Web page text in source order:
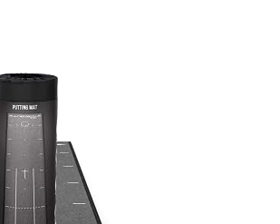
ャリーバッグで持ち運びが簡単・利便
上げるマークやラインの活用方法とコ
ークとアライメントラインで目標設定